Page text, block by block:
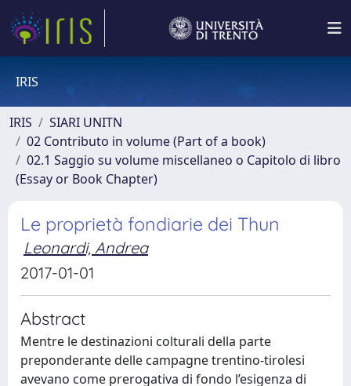
IRIS
IRIS
SIARI UNITN
02 Contributo in volume (Part of a book)
02.1 Saggio su volume miscellaneo o Capitolo di libro
(Essay or Book Chapter)
Le proprietà fondiarie dei Thun
Leonardi, Andrea
2017-01-01
Abstract
Mentre le destinazioni colturali della parte
preponderante delle campagne trentino-tirolesi
avevano come prerogativa di fondo l’esigenza di